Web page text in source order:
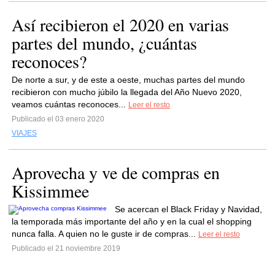
Así recibieron el 2020 en varias
partes del mundo, ¿cuántas
reconoces?
De norte a sur, y de este a oeste, muchas partes del mundo
recibieron con mucho júbilo la llegada del Año Nuevo 2020,
veamos cuántas reconoces...
Leer el resto
Publicado el 03 enero 2020
VIAJES
Aprovecha y ve de compras en
Kissimmee
Se acercan el Black Friday y Navidad,
la temporada más importante del año y en la cual el shopping
nunca falla. A quien no le guste ir de compras...
Leer el resto
Publicado el 21 noviembre 2019